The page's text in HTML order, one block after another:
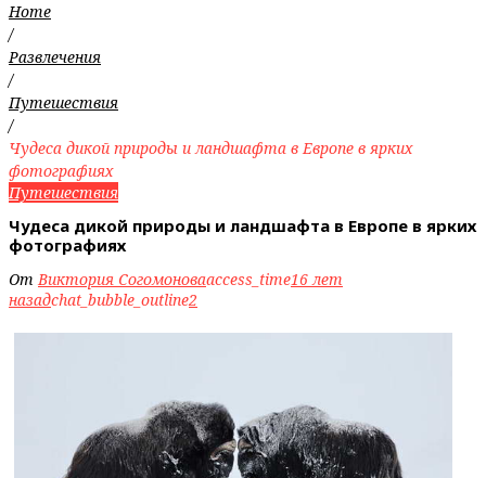
Home
/
Развлечения
/
Путешествия
/
Чудеса дикой природы и ландшафта в Европе в ярких
фотографиях
Путешествия
Чудеса дикой природы и ландшафта в Европе в ярких
фотографиях
ОтВиктория Согомоноваaccess_time16 лет
назадchat_bubble_outline2